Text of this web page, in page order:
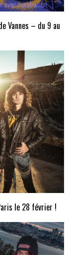
Vannes – du 9 au
le 28 février !